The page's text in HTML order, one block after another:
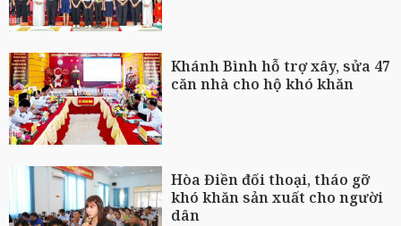
Khánh Bình hỗ trợ xây, sửa 47
căn nhà cho hộ khó khăn
Hòa Điền đối thoại, tháo gỡ
khó khăn sản xuất cho người
dân